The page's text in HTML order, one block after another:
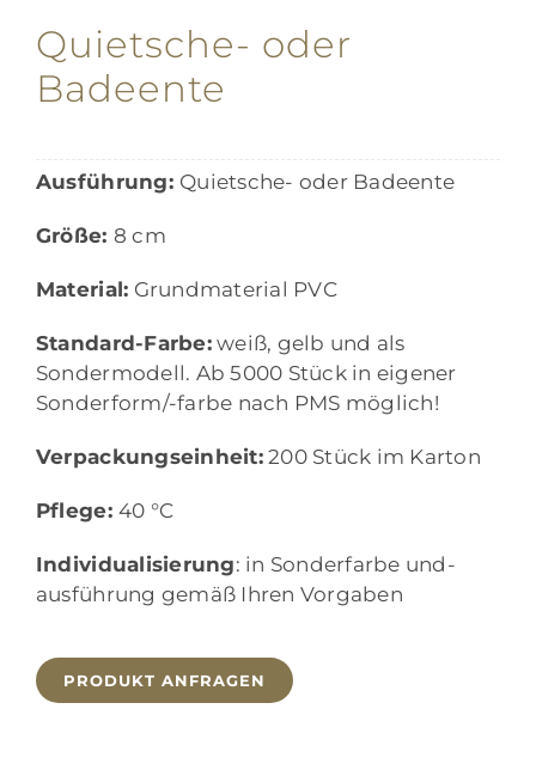
Bedarfs- & Werbeartikel
Unternehmen
Quietsche- oder
Badeente
Ausführung: Quietsche- oder Badeente
Größe: 8 cm
Material: Grundmaterial PVC
Standard-Farbe:weiß, gelb und als
Sondermodell. Ab 5000 Stück in eigener
Sonderform/-farbe nach PMS möglich!
Verpackungseinheit:200 Stück im Karton
Pflege:40 °C
Individualisierung: in Sonderfarbe und-
ausführung gemäß Ihren Vorgaben
PRODUKT ANFRAGEN